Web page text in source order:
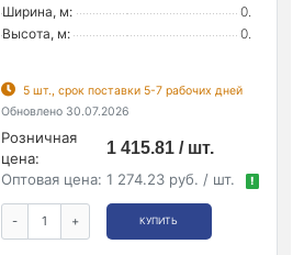
Ширина, м:
0.
Высота, м:
0.
5 шт., срок поставки 5-7 рабочих дней
Обновлено 30.07.2026
Розничная
цена:
1 415.81 / шт.
Оптовая цена: 1 274.23 руб. / шт. !
- + КУПИТЬ